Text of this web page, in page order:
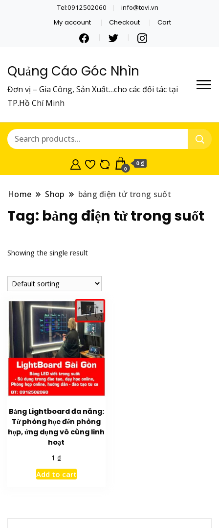
Tel:0912502060 info@tovi.vn
My account Checkout Cart
Quảng Cáo Góc Nhìn
Đơn vị – Gia Công, Sản Xuất…cho các đối tác tại
TP.Hồ Chí Minh
0
0 ₫
Home Shop bảng điện tử trong suốt
Tag: bảng điện tử trong suốt
Showing the single result
Bảng Lightboard đa năng:
Từ phòng học đến phòng
họp, ứng dụng vô cùng linh
hoạt
1 ₫
Add to cart